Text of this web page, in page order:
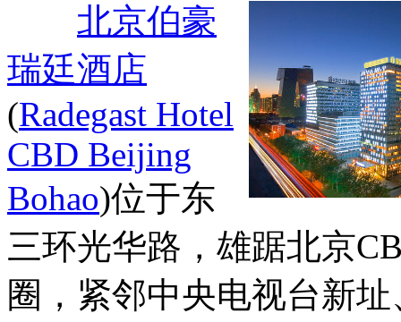
北京伯豪
瑞廷酒店
(Radegast Hotel
CBD Beijing
Bohao)位于东
三环光华路，雄踞北京
圈，紧邻中央电视台新